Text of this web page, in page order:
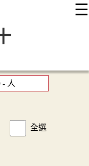
☰
全選